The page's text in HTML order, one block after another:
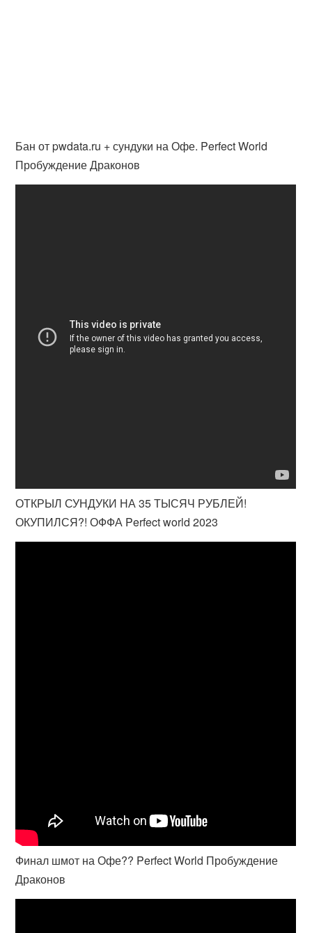
Бан от pwdata.ru + сундуки на Офе. Perfect World
Пробуждение Драконов
ОТКРЫЛ СУНДУКИ НА 35 ТЫСЯЧ РУБЛЕЙ!
ОКУПИЛСЯ?! ОФФА Perfect world 2023
Финал шмот на Офе?? Perfect World Пробуждение
Драконов